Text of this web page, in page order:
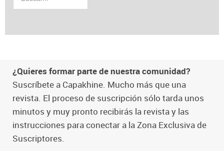
¿Quieres formar parte de nuestra comunidad?
Suscríbete a Capakhine. Mucho más que una
revista. El proceso de suscripción sólo tarda unos
minutos y muy pronto recibirás la revista y las
instrucciones para conectar a la Zona Exclusiva de
Suscriptores.